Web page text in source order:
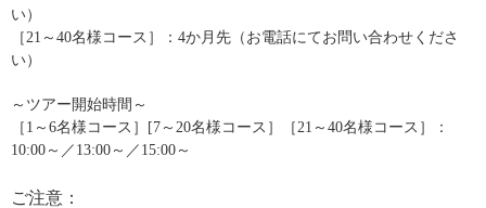
い）
［21～40名様コース］：4か月先（お電話にてお問い合わせくださ
い）
～ツアー開始時間～
［1～6名様コース］[7～20名様コース］［21～40名様コース］：
10:00～／13:00～／15:00～
ご注意：